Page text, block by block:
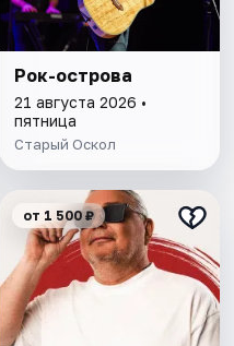
Рок-острова
21 августа 2026 •
пятница
Старый Оскол
от 1 500 ₽